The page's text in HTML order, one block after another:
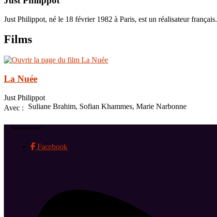
Just Philippot, né le 18 février 1982 à Paris, est un réalisateur français.
Films
La Nuée
Just Philippot
Avec :
Suliane Brahim, Sofian Khammes, Marie Narbonne
Suivez-nous !
Facebook